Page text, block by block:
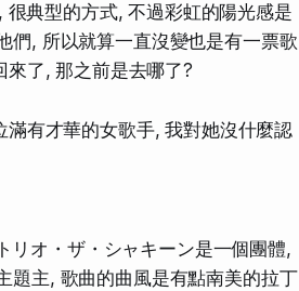
典型的方式, 不過彩虹的陽光感是
們, 所以就算一直沒變也是有一票歌
來了, 那之前是去哪了?
滿有才華的女歌手, 我對她沒什麼認
リオ・ザ・シャキーン是一個團體,
題主, 歌曲的曲風是有點南美的拉丁